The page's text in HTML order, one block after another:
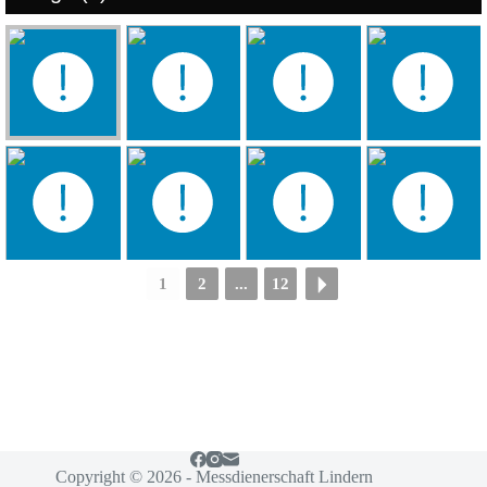
1 2 ... 12
Copyright © 2026 - Messdienerschaft Lindern